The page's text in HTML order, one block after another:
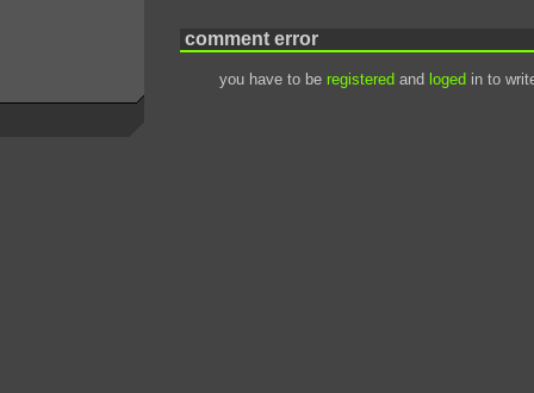
comment error
you have to be registered and loged in to